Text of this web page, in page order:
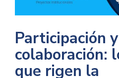
Participación y
colaboración:
que rigen la